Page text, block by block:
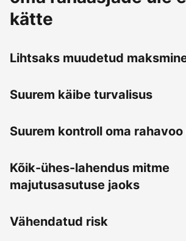
kätte
Lihtsaks muudetud
Suurem käibe turvalisus
Suurem kontroll oma rahavoo
Kõik-ühes-lahendus mitme
majutusasutuse jaoks
Vähendatud risk